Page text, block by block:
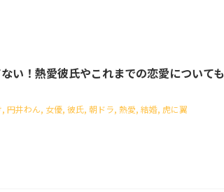
い！熱愛彼氏やこれまでの恋愛についても
, 円井わん, 女優, 彼氏, 朝ドラ, 熱愛, 結婚, 虎に翼